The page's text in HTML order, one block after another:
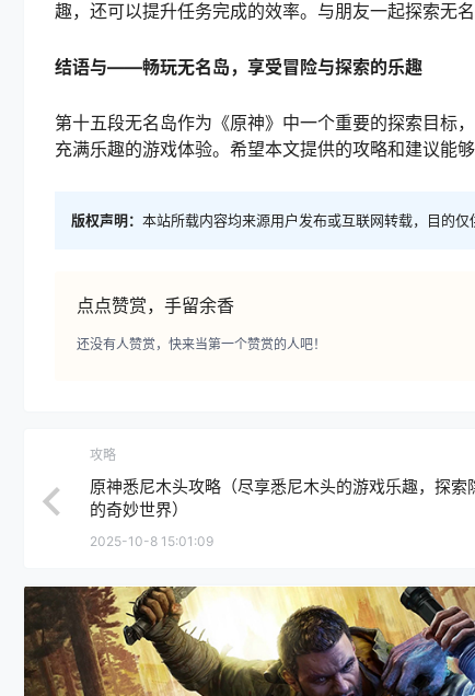
趣，还可以提升任务完成的效率。与朋友一起探索无
结语与——畅玩无名岛，享受冒险与探索的乐趣
第十五段无名岛作为《原神》中一个重要的探索目标
充满乐趣的游戏体验。希望本文提供的攻略和建议能
版权声明： 本站所载内容均来源用户发布或互联网转载，目的
点点赞赏，手留余香
还没有人赞赏，快来当第一个赞赏的人吧！
攻略
原神悉尼木头攻略（尽享悉尼木头的游戏乐趣，探索
的奇妙世界）
2025-10-8 15:01:09